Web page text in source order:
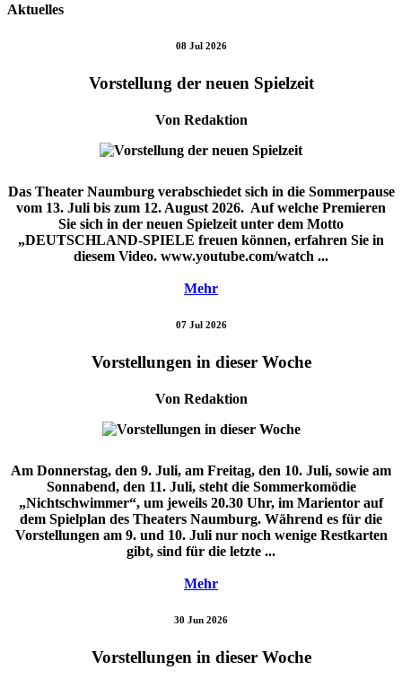
Aktuelles
08 Jul 2026
Vorstellung der neuen Spielzeit
Von Redaktion
Das Theater Naumburg verabschiedet sich in die Sommerpause
vom 13. Juli bis zum 12. August 2026. Auf welche Premieren
Sie sich in der neuen Spielzeit unter dem Motto
„DEUTSCHLAND-SPIELE freuen können, erfahren Sie in
diesem Video. www.youtube.com/watch ...
Mehr
07 Jul 2026
Vorstellungen in dieser Woche
Von Redaktion
Am Donnerstag, den 9. Juli, am Freitag, den 10. Juli, sowie am
Sonnabend, den 11. Juli, steht die Sommerkomödie
„Nichtschwimmer“, um jeweils 20.30 Uhr, im Marientor auf
dem Spielplan des Theaters Naumburg. Während es für die
Vorstellungen am 9. und 10. Juli nur noch wenige Restkarten
gibt, sind für die letzte ...
Mehr
30 Jun 2026
Vorstellungen in dieser Woche